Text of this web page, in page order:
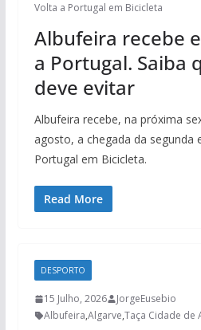
Volta a Portugal em Bicicleta
Albufeira recebe
a Portugal. Saiba
deve evitar
Albufeira recebe, na próxima
agosto, a chegada da segunda
Portugal em Bicicleta.
Read More
DESPORTO
15 Julho, 2026
JorgeEusebio
Albufeira,Algarve,Taça Cidade de